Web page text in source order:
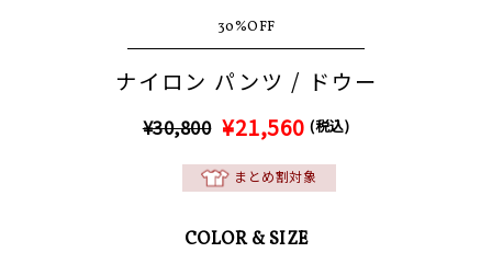
30%OFF
ナイロン パンツ / ドウー
¥30,800 ¥21,560 (税込)
まとめ割対象
COLOR & SIZE